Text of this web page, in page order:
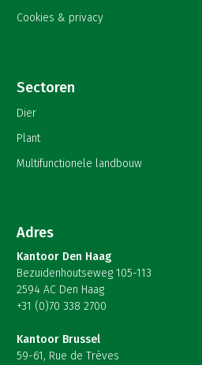
Cookies & privacy
Sectoren
Dier
Plant
Multifunctionele landbouw
Adres
Kantoor Den Haag
Bezuidenhoutseweg 105-113
2594 AC Den Haag
+31 (0)70 338 2700
Kantoor Brussel
59-61, Rue de Trèves